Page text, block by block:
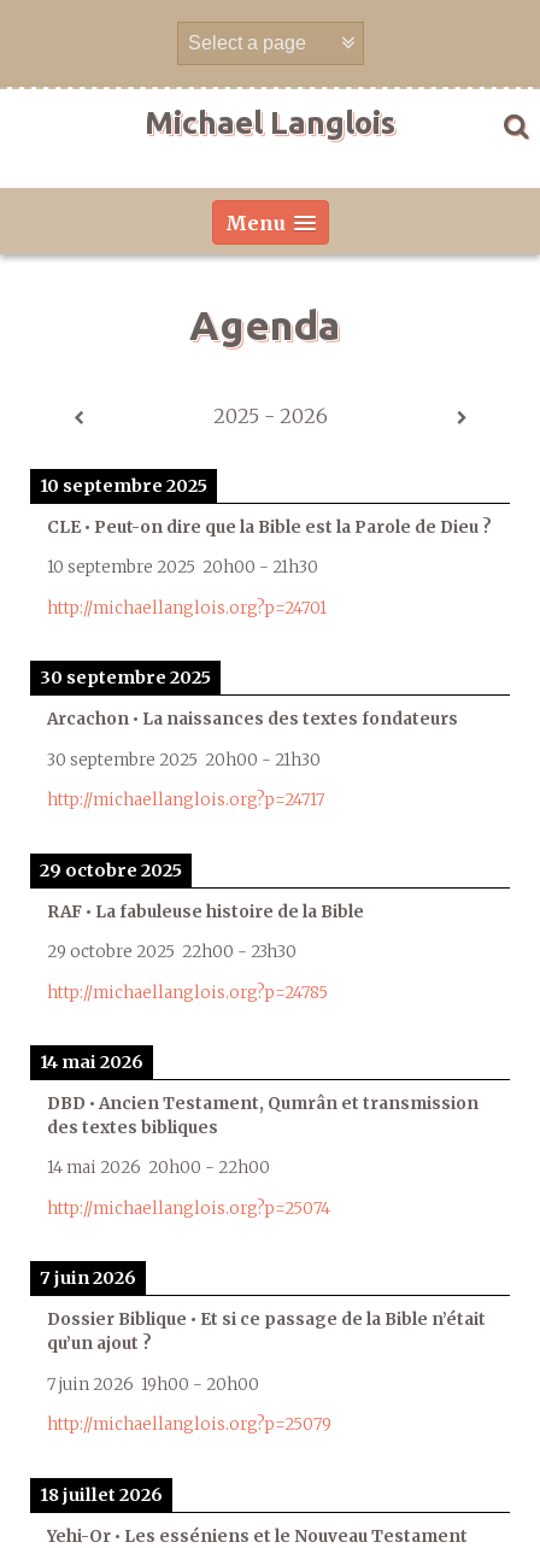
Michael Langlois
Menu
Agenda
2025 - 2026
10 septembre 2025
CLE • Peut-on dire que la Bible est la Parole de Dieu ?
10 septembre 2025 20h00 - 21h30
http://michaellanglois.org?p=24701
30 septembre 2025
Arcachon • La naissances des textes fondateurs
30 septembre 2025 20h00 - 21h30
http://michaellanglois.org?p=24717
29 octobre 2025
RAF • La fabuleuse histoire de la Bible
29 octobre 2025 22h00 - 23h30
http://michaellanglois.org?p=24785
14 mai 2026
DBD • Ancien Testament, Qumrân et transmission
des textes bibliques
14 mai 2026 20h00 - 22h00
http://michaellanglois.org?p=25074
7 juin 2026
Dossier Biblique • Et si ce passage de la Bible n’était
qu’un ajout ?
7 juin 2026 19h00 - 20h00
http://michaellanglois.org?p=25079
18 juillet 2026
Yehi-Or • Les esséniens et le Nouveau Testament